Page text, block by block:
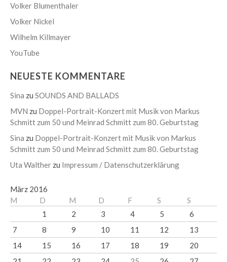
Volker Blumenthaler
Volker Nickel
Wilhelm Killmayer
YouTube
NEUESTE KOMMENTARE
Sina zu SOUNDS AND BALLADS
MVN zu Doppel-Portrait-Konzert mit Musik von Markus
Schmitt zum 50 und Meinrad Schmitt zum 80. Geburtstag
Sina zu Doppel-Portrait-Konzert mit Musik von Markus
Schmitt zum 50 und Meinrad Schmitt zum 80. Geburtstag
Uta Walther zu Impressum / Datenschutzerklärung
März 2016
M
D M D F S
S
1
2 3 4 5
6
7
8 9 10 11 12
13
14
15 16 17 18 19
20